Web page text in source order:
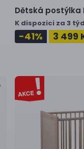
Dětská postýlka
K dispozici za 3
-41% 3 499